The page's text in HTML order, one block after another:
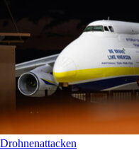
Drohnenattacken